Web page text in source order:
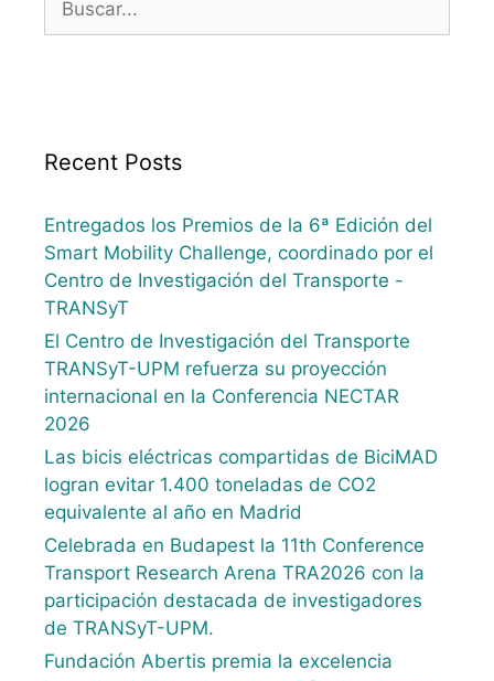
Recent Posts
Entregados los Premios de la 6ª Edición del
Smart Mobility Challenge, coordinado por el
Centro de Investigación del Transporte -
TRANSyT
El Centro de Investigación del Transporte
TRANSyT-UPM refuerza su proyección
internacional en la Conferencia NECTAR
2026
Las bicis eléctricas compartidas de BiciMAD
logran evitar 1.400 toneladas de CO2
equivalente al año en Madrid
Celebrada en Budapest la 11th Conference
Transport Research Arena TRA2026 con la
participación destacada de investigadores
de TRANSyT-UPM.
Fundación Abertis premia la excelencia